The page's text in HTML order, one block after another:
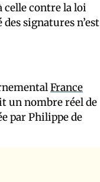
contre la loi
signatures n’est
France
un nombre réel de
par Philippe de